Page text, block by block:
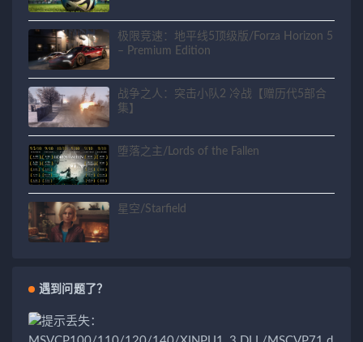
极限竞速：地平线5顶级版/Forza Horizon 5
– Premium Edition
战争之人：突击小队2 冷战【赠历代5部合
集】
堕落之主/Lords of the Fallen
星空/Starfield
遇到问题了？